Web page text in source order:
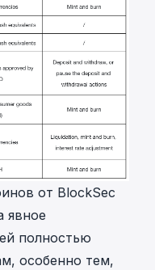
от BlockSec
явное
полностью
особенно тем,